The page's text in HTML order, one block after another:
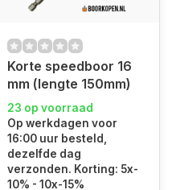
Korte speedboor 16
mm (lengte 150mm)
23 op voorraad
Op werkdagen voor
16:00 uur besteld,
dezelfde dag
verzonden. Korting: 5x-
10% - 10x-15%